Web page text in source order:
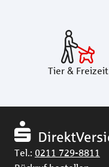
Tier & Freizeit
Tel.: 0211 729-8811